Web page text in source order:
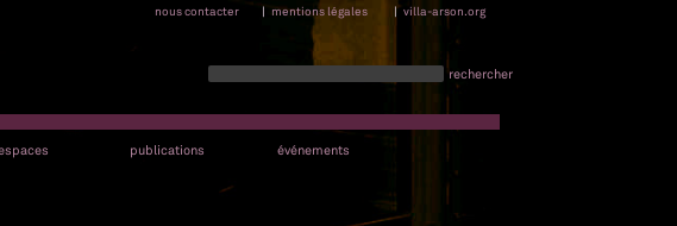
nous contacter | mentions légales | villa-arson.org
rechercher
publications événements